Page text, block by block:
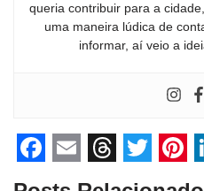
queria contribuir para a
uma maneira lúdica de
informar, aí veio a
F
E
T
T